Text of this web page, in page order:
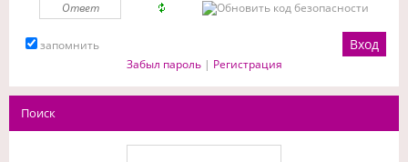
запомнить
Забыл пароль| Регистрация
Поиск